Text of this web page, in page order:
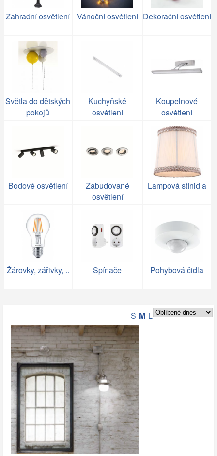
Zahradní osvětlení Vánoční osvětlení Dekorační osvětlení
Světla do dětských
pokojů
Kuchyňské
osvětlení
Koupelnové
osvětlení
Bodové osvětlení
Zabudované
osvětlení
Lampová stínidla
Žárovky, zářivky, .. Spínače Pohybová čidla
S M L